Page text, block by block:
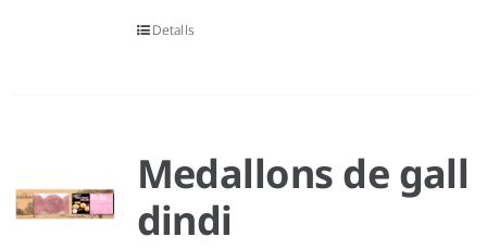
Detalls
Medallons de gall
dindi